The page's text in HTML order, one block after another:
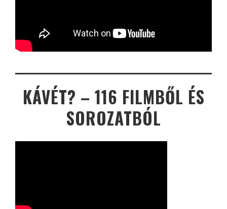
KÁVÉT? – 116 FILMBŐL ÉS
SOROZATBÓL